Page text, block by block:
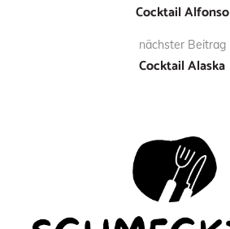
Cocktail Alfonso
nächster Beitrag
Cocktail Alaska